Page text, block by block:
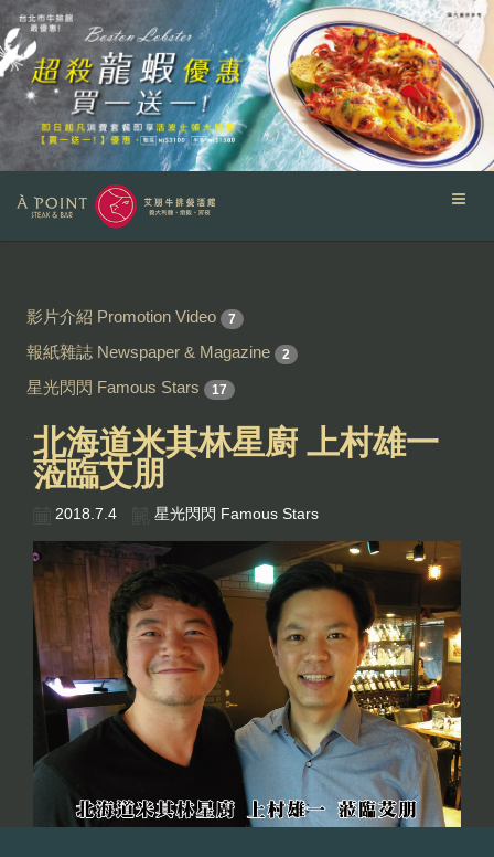
影片介紹 Promotion Video 7
報紙雜誌 Newspaper & Magazine 2
星光閃閃 Famous Stars 17
北海道米其林星廚 上村雄一
蒞臨艾朋
2018.7.4 星光閃閃 Famous Stars